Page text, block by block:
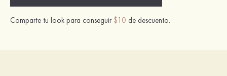
Comparte tu look para conseguir $10 de descuento.